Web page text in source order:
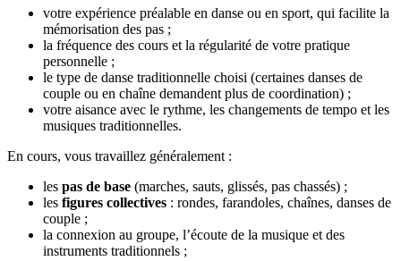
votre expérience préalable en danse ou en sport, qui facilite la
mémorisation des pas ;
la fréquence des cours et la régularité de votre pratique
personnelle ;
le type de danse traditionnelle choisi (certaines danses de
couple ou en chaîne demandent plus de coordination) ;
votre aisance avec le rythme, les changements de tempo et les
musiques traditionnelles.
En cours, vous travaillez généralement :
les pas de base (marches, sauts, glissés, pas chassés) ;
les figures collectives : rondes, farandoles, chaînes, danses de
couple ;
la connexion au groupe, l’écoute de la musique et des
instruments traditionnels ;